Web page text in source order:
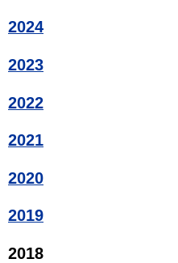
2024
2023
2022
2021
2020
2019
2018